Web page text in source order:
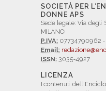
SOCIETÀ PER
DONNE APS
Sede legale: Via degli
MILANO
P.IVA: 07734790962 -
Email:
ISSN: 3035-4927
LICENZA
I contenuti